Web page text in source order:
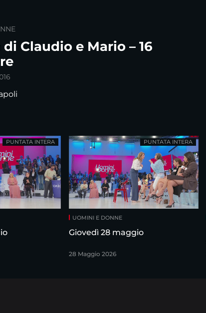
Claudio e Mario – 16
PUNTATA INTERA
UOMINI E DONNE
Giovedì 28 maggio
28 Maggio 2026
PUNTATA INTERA